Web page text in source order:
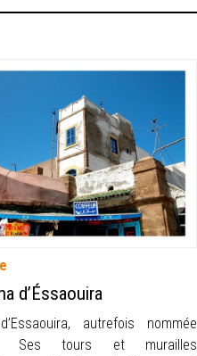
d’Éssaouira
autrefois nommée
Ses tours et murailles